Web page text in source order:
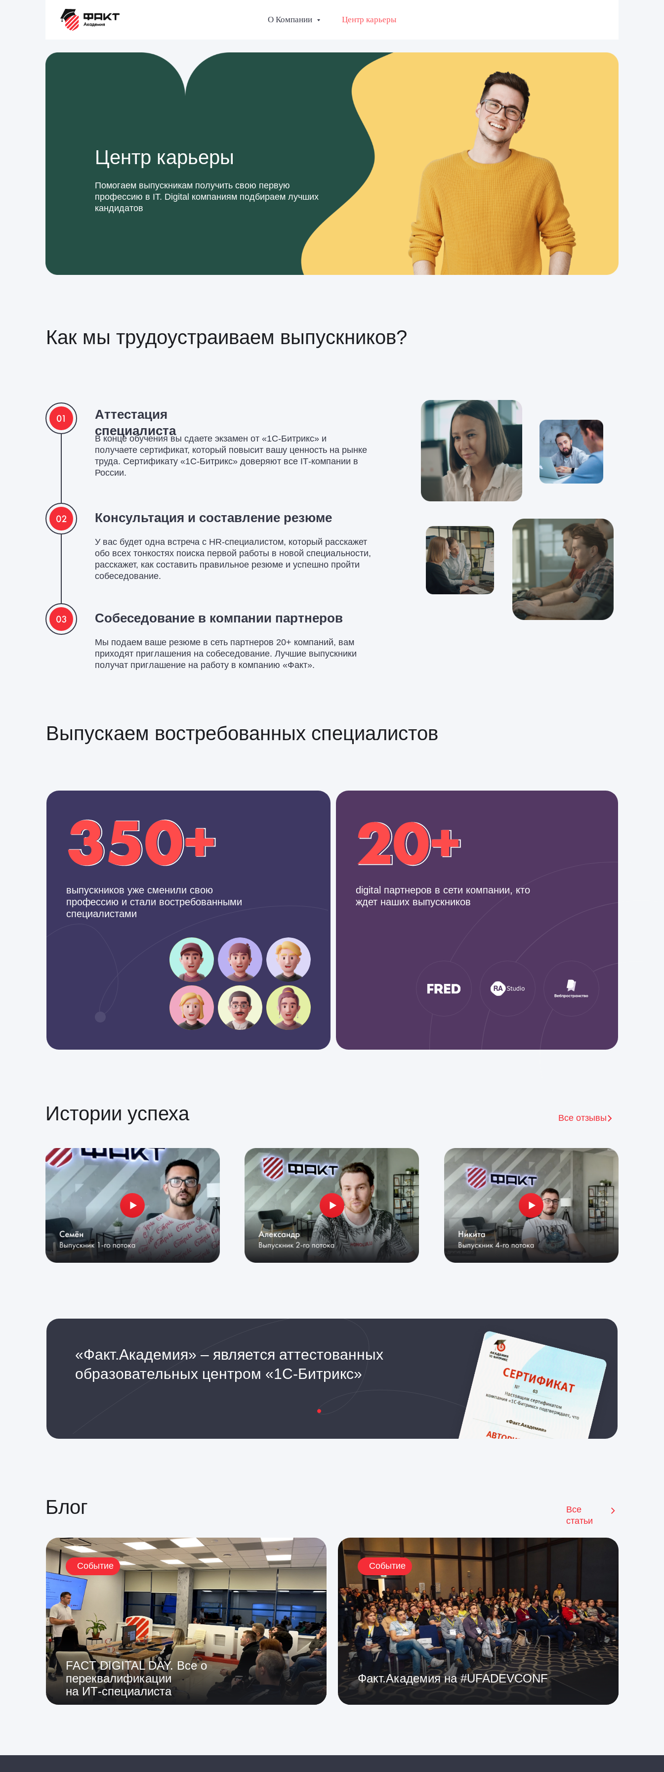
О Компании Центр карьеры
Центр карьеры
Помогаем выпускникам получить свою первую
профессию в IT. Digital компаниям подбираем лучших
кандидатов
В конце обучения вы сдаете экзамен от «1С‑Битрикс» и
получаете сертификат, который повысит вашу ценность на рынке
труда. Сертификату «1С‑Битрикс» доверяют все IT‑компании в
России.
У вас будет одна встреча с HR-специалистом, который расскажет
обо всех тонкостях поиска первой работы в новой специальности,
расскажет, как составить правильное резюме и успешно пройти
собеседование.
Мы подаем ваше резюме в сеть партнеров 20+ компаний, вам
приходят приглашения на собеседование. Лучшие выпускники
получат приглашение на работу в компанию «Факт».
Аттестация
специалиста
Консультация и составление резюме
Собеседование в компании партнеров
Как мы трудоустраиваем выпускников?
Выпускаем востребованных специалистов
выпускников уже сменили свою
профессию и стали востребованными
специалистами
digital партнеров в сети компании, кто
ждет наших выпускников
Истории успеха Все отзывы
«Факт.Академия» – является аттестованных
образовательных центром «1С‑Битрикс»
Событие Событие
Блог
Факт.Академия на #UFADEVCONF
FACT DIGITAL DAY. Все о
переквалификации
на ИТ-специалиста
Все
статьи